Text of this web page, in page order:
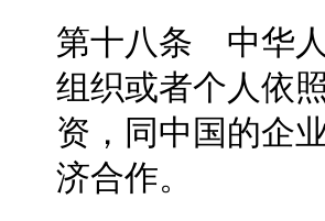
第十八条 中华
组织或者个人依
资，同中国的企
济合作。